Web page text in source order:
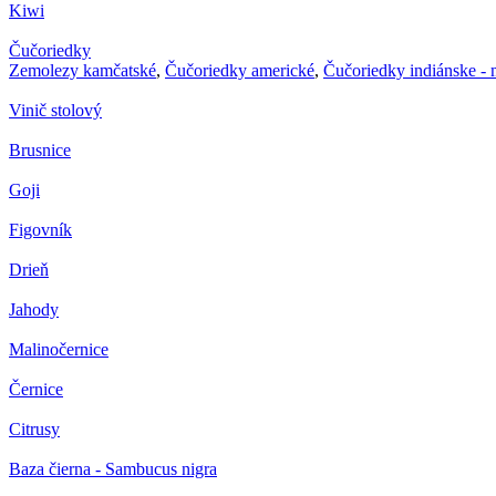
Kiwi
Čučoriedky
Zemolezy kamčatské, Čučoriedky americké, Čučoriedky indiánske -
Vinič stolový
Brusnice
Goji
Figovník
Drieň
Jahody
Malinočernice
Černice
Citrusy
Baza čierna - Sambucus nigra